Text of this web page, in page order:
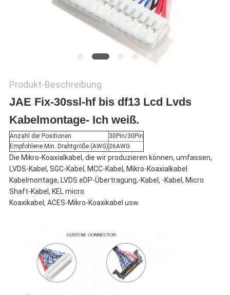
DATENSCHUTZRICHTLINIE
Produkt-Beschreibung
JAE Fix-30ssl-hf bis df13 Lcd Lvds
Kabelmontage- Ich weiß.
Anzahl der Positionen
30Pin/30Pin
Empfohlene Min. Drahtgröße (AWG)26AWG
Die Mikro-Koaxialkabel, die wir produzieren können, umfassen,
LVDS-Kabel, SGC-Kabel, MCC-Kabel, Mikro-Koaxialkabel
Kabelmontage, LVDS eDP-Übertragung,-Kabel, -Kabel, Micro
Shaft-Kabel, KEL micro
Koaxikabel, ACES-Mikro-Koaxikabel usw.